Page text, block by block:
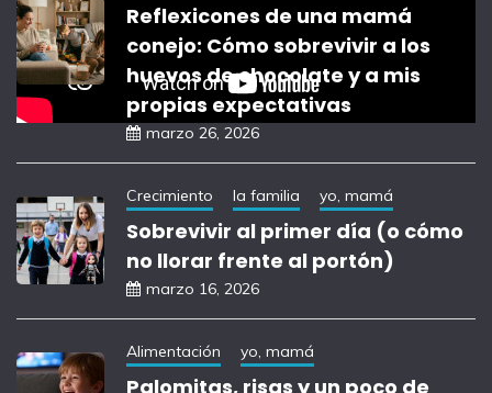
Reflexicones de una mamá
conejo: Cómo sobrevivir a los
huevos de chocolate y a mis
propias expectativas
marzo 26, 2026
Crecimiento la familia yo, mamá
Sobrevivir al primer día (o cómo
no llorar frente al portón)
marzo 16, 2026
Alimentación yo, mamá
Palomitas, risas y un poco de